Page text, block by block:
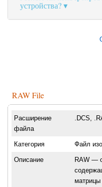
устройства?
RAW File
Расширение
файла
.DCS,
Категория Файл
Описание
RAW —